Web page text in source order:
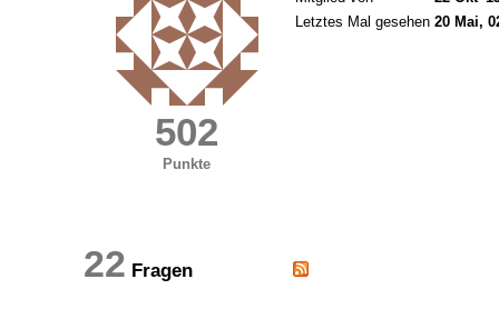
502
Punkte
Letztes Mal gesehen 20 Mai,
22 Fragen